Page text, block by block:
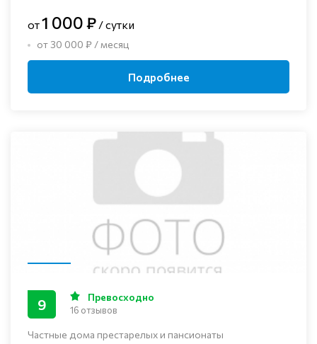
от1 000 ₽ / сутки
от 30 000 ₽ / месяц
Подробнее
Частные дома престарелых и пансионаты
9 Превосходно
16 отзывов